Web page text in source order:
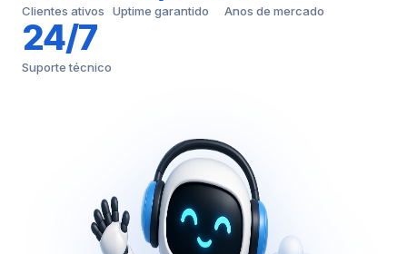
Clientes ativos Uptime garantido Anos de mercado
24/7
Suporte técnico